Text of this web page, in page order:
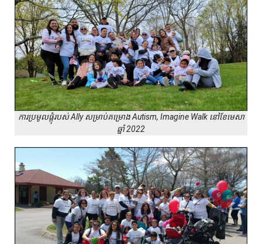
ការប្រមូលផ្តុំរបស់ Ally សម្រាប់គម្រោង Autism, Imagine Walk នៅខែមេសា
ឆ្នាំ 2022